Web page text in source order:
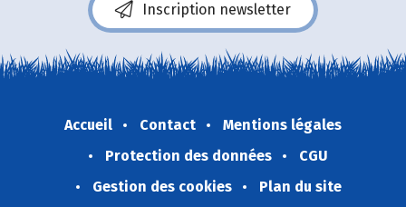
Inscription newsletter
Accueil Contact
Mentions légales
Protection des données
CGU
Gestion des cookies
Plan du site